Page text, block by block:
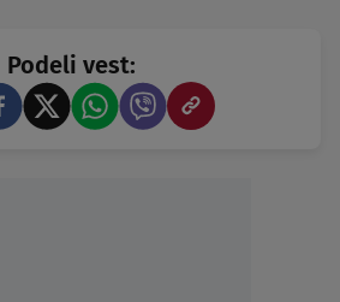
Podeli vest: